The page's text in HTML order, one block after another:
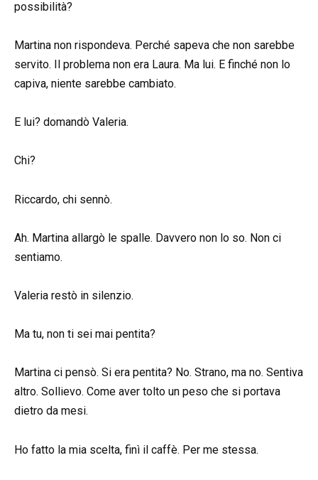
possibilità?
Martina non rispondeva. Perché sapeva che non sarebbe
servito. Il problema non era Laura. Ma lui. E finché non lo
capiva, niente sarebbe cambiato.
E lui? domandò Valeria.
Chi?
Riccardo, chi sennò.
Ah. Martina allargò le spalle. Davvero non lo so. Non ci
sentiamo.
Valeria restò in silenzio.
Ma tu, non ti sei mai pentita?
Martina ci pensò. Si era pentita? No. Strano, ma no. Sentiva
altro. Sollievo. Come aver tolto un peso che si portava
dietro da mesi.
Ho fatto la mia scelta, finì il caffè. Per me stessa.